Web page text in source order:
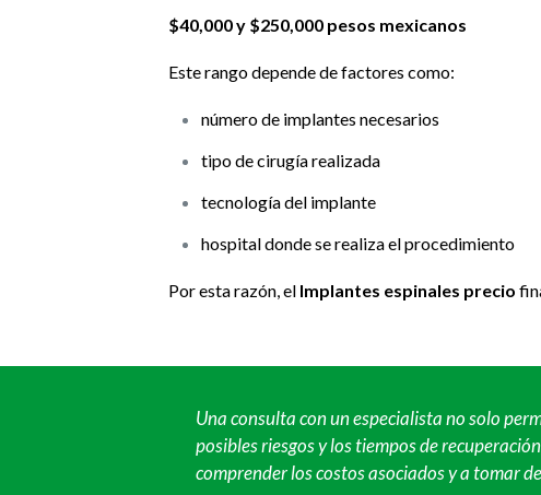
$40,000 y $250,000 pesos mexicanos
Este rango depende de factores como:
número de implantes necesarios
tipo de cirugía realizada
tecnología del implante
hospital donde se realiza el procedimiento
Por esta razón, el Implantes espinales precio
Una consulta con un especialista no solo
posibles riesgos y los tiempos de
comprender los costos asociados y a tomar